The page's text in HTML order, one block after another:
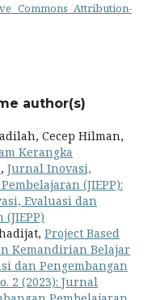
Commons Attribution-
author(s)
Cecep Hilman,
Kerangka
, Jurnal Inovasi,
(JIEPP):
Evaluasi dan
Project Based
Kemandirian Belajar
dan Pengembangan
2 (2023): Jurnal